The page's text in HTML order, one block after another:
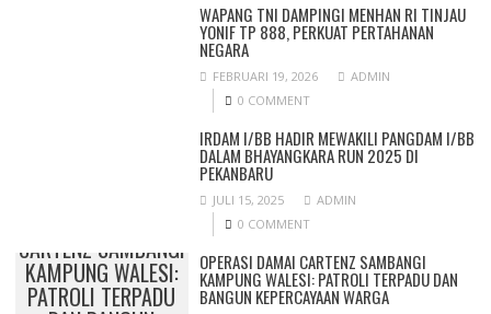
WAPANG TNI DAMPINGI MENHAN RI TINJAU
YONIF TP 888, PERKUAT PERTAHANAN
NEGARA
FEBRUARI 19, 2026
ADMIN
0 COMMENT
IRDAM I/BB HADIR MEWAKILI PANGDAM I/BB
DALAM BHAYANGKARA RUN 2025 DI
PEKANBARU
JULI 15, 2025
ADMIN
0 COMMENT
CARTENZ SAMBANGI
KAMPUNG WALESI:
PATROLI TERPADU
OPERASI DAMAI CARTENZ SAMBANGI
KAMPUNG WALESI: PATROLI TERPADU DAN
BANGUN KEPERCAYAAN WARGA